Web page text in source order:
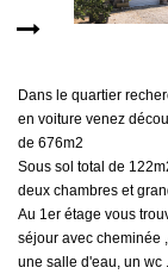
Dans le quartier
en voiture venez
de 676m2
Sous sol total de
deux chambres et
Au 1er étage vous
séjour avec cheminée
une salle d'eau, un wc .